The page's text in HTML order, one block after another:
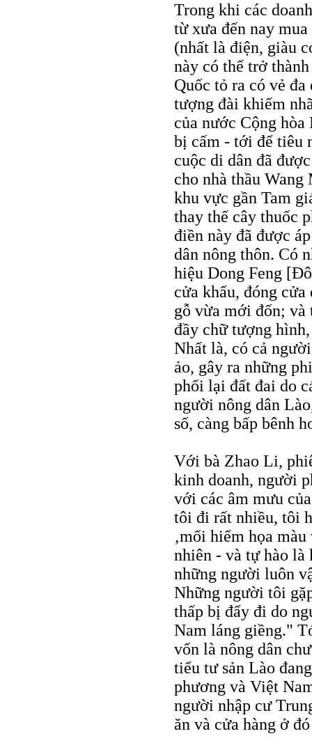
Trong khi các
từ xưa đến nay
(nhất là điện, giàu
này có thể trở
Quốc tỏ ra có vẻ đa
tượng đài khiếm
của nước Cộng
bị cấm - tới để tiêu
cuộc di dân đã
cho nhà thầu Wang
khu vực gần Tam
thay thế cây thuốc
điền này đã được
dân nông thôn. Có
hiệu Dong Feng
cửa khẩu, đóng
gỗ vừa mới đốn; và
đầy chữ tượng
Nhất là, có cả
ảo, gây ra những
phối lại đất đai do
người nông dân
số, càng bấp bênh
Với bà Zhao Li,
kinh doanh, người
với các âm mưu
tôi đi rất nhiều, tôi
‚mối hiểm họa
nhiên - và tự hào
những người luôn
Những người tôi
thấp bị đẩy đi do
Nam láng giềng."
vốn là nông dân
tiểu tư sản Lào
phương và Việt
người nhập cư
ăn và cửa hàng ở